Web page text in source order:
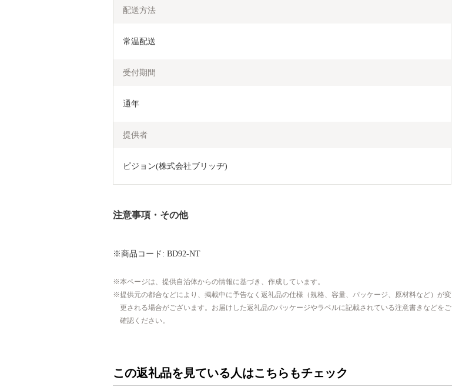
配送方法
常温配送
受付期間
通年
提供者
ピジョン(株式会社ブリッヂ)
注意事項・その他
※商品コード: BD92-NT
本ページは、提供自治体からの情報に基づき、作成しています。
提供元の都合などにより、掲載中に予告なく返礼品の仕様（規格、容量、パッケージ、原材料など）が変
更される場合がございます。お届けした返礼品のパッケージやラベルに記載されている注意書きなどをご
確認ください。
この返礼品を見ている人はこちらもチェック